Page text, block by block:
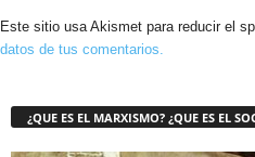
Este sitio usa Akismet para reducir el
datos de tus comentarios.
¿QUE ES EL MARXISMO? ¿QUE ES EL